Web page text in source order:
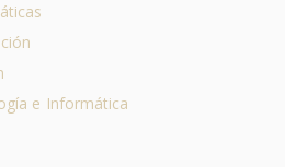
e Informática